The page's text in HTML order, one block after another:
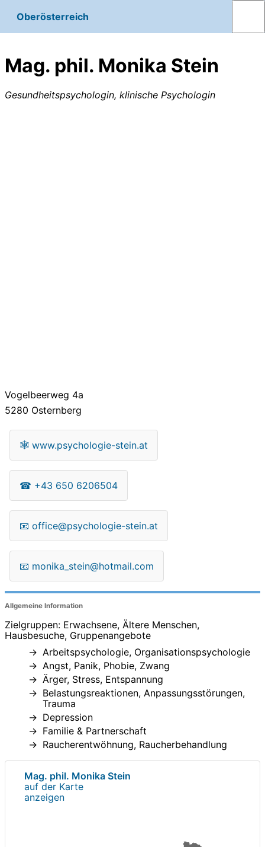
Oberösterreich
Mag. phil. Monika Stein
Gesundheitspsychologin, klinische Psychologin
Vogelbeerweg 4a
5280 Osternberg
🕸 www.psychologie-stein.at
☎ +43 650 6206504
📧 office@psychologie-stein.at
📧 monika_stein@hotmail.com
Allgemeine Information
Zielgruppen: Erwachsene, Ältere Menschen,
Hausbesuche, Gruppenangebote
Arbeitspsychologie, Organisationspsychologie
Angst, Panik, Phobie, Zwang
Ärger, Stress, Entspannung
Belastungsreaktionen, Anpassungsstörungen,
Trauma
Depression
Familie & Partnerschaft
Raucherentwöhnung, Raucherbehandlung
Mag. phil. Monika Stein
auf der Karte
anzeigen